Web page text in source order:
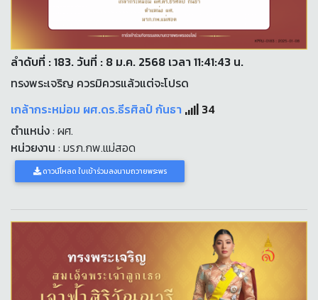
ลำดับที่ : 183. วันที่ : 8 ม.ค. 2568 เวลา 11:41:43 น.
ทรงพระเจริญ ควรมิควรแล้วแต่จะโปรด
เกล้ากระหม่อม ผศ.ดร.ธีรศิลป์ กันธา
34
ตำแหน่ง: ผศ.
หน่วยงาน : มรภ.กพ.แม่สอด
ดาวน์โหลด ใบเข้าร่วมลงนามถวายพระพร